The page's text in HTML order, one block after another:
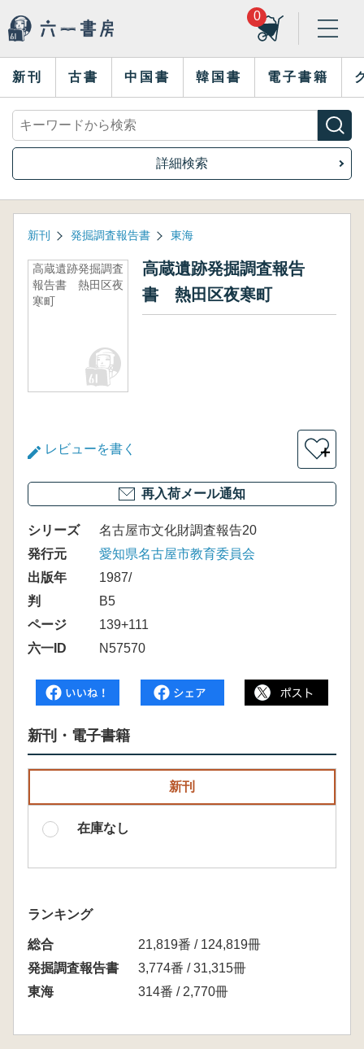
0
新刊 古書 中国書 韓国書 電子書籍
詳細検索
新刊 発掘調査報告書 東海
高蔵遺跡発掘調査
報告書 熱田区夜
寒町
高蔵遺跡発掘調査報告
書 熱田区夜寒町
レビューを書く ＋
再入荷メール通知
シリーズ
名古屋市文化財調査報告20
発行元
愛知県名古屋市教育委員会
出版年
1987/
判
B5
ページ
139+111
六一ID
N57570
新刊・電子書籍
新刊
在庫なし
ランキング
総合
21,819番 / 124,819冊
発掘調査報告書
3,774番 / 31,315冊
東海
314番 / 2,770冊